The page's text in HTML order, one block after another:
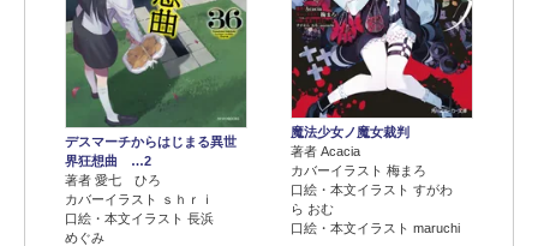
デスマーチからはじまる異世
界狂想曲 …2
著者 愛七 ひろ
カバーイラスト ｓｈｒｉ
口絵・本文イラスト 長浜
めぐみ
魔法少女ノ魔女裁判
著者 Acacia
カバーイラスト 梅まろ
口絵・本文イラスト すがわ
ら おむ
口絵・本文イラスト maruchi